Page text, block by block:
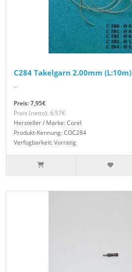
C284 Takelgarn 2.00mm (L:10m)
..
Preis: 7,95€
Preis (netto): 6,57€
Hersteller / Marke: Corel
Produkt-Kennung: COC284
Verfügbarkeit: Vorrätig